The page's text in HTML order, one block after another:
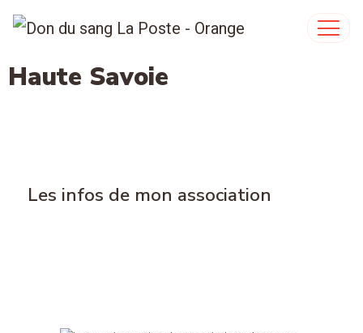
Haute Savoie
Les infos de mon association